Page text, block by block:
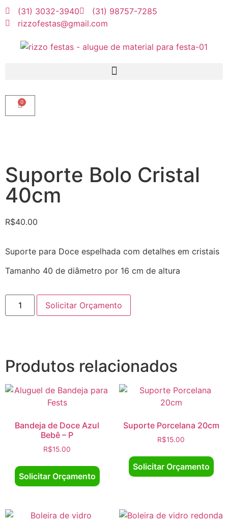
(31) 3032-3940
(31) 98757-7285
rizzofestas@gmail.com
0
Suporte Bolo Cristal
40cm
R$40.00
Suporte para Doce espelhada com detalhes em cristais
Tamanho 40 de diâmetro por 16 cm de altura
Solicitar Orçamento
Produtos relacionados
Bandeja de Doce Azul
Bebê – P
R$15.00
Solicitar Orçamento
Suporte Porcelana 20cm
R$15.00
Solicitar Orçamento